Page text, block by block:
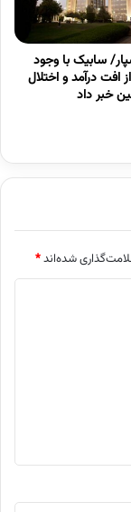
سابیک با وجود
افت درآمد و اختلال
خبر داد
شده‌اند*